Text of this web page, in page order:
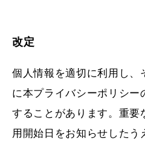
改定
個人情報を適切に利用し、
に本プライバシーポリシー
することがあります。重要
用開始日をお知らせした